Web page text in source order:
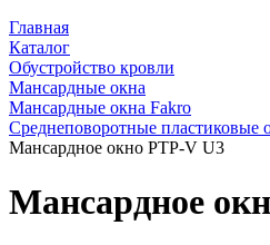
Главная
Каталог
Обустройство кровли
Мансардные окна
Мансардные окна Fakro
Среднеповоротные пластиковые
Мансардное окно PTP-V U3
Мансардное